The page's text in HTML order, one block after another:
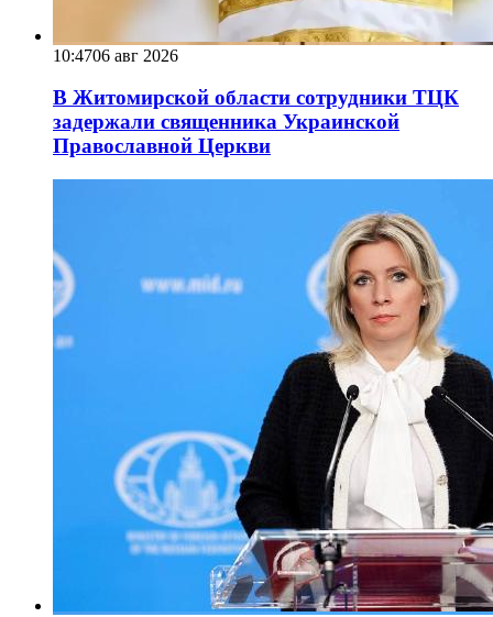
10:4706 авг 2026
В Житомирской области сотрудники ТЦК
задержали священника Украинской
Православной Церкви